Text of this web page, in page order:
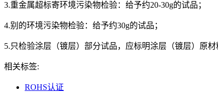
3.重金属超标寄环境污染物检验：给予约20-30g的试品；
4.别的环境污染物检验：给予约30g的试品；
5.只检验涂层（镀层）部分试品，应标明涂层（镀层）原
相关标签:
ROHS认证